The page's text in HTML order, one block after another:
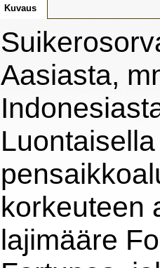
Kuvaus
Aasiasta,
korkeuteen
lajimääre